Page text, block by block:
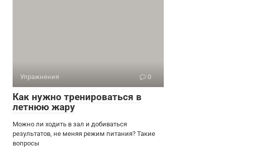
Упражнения 0
Как нужно тренироваться в
летнюю жару
Можно ли ходить в зал и добиваться
результатов, не меняя режим питания? Такие
вопросы